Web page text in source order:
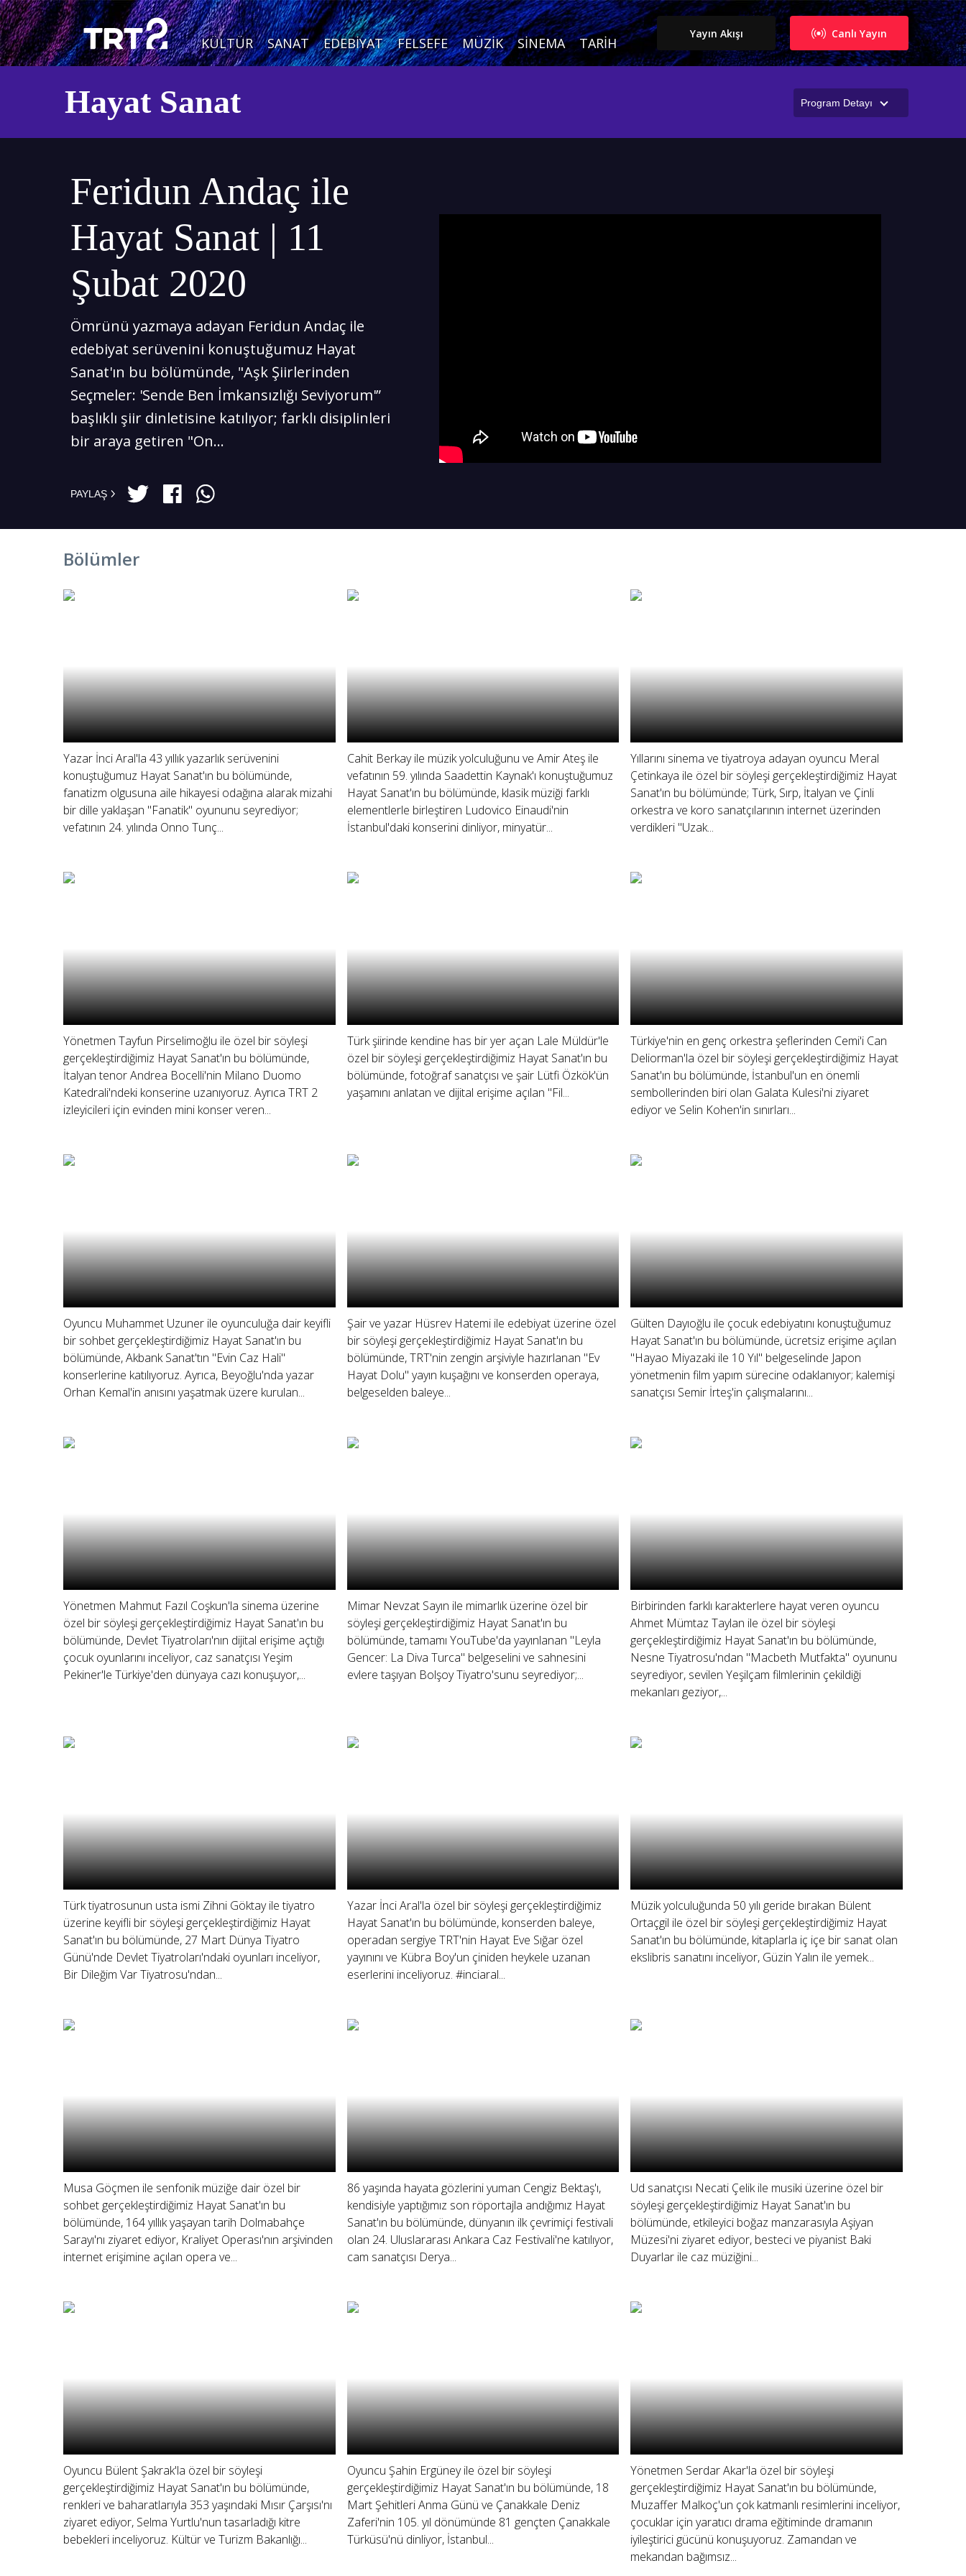
KÜLTÜR SANAT EDEBIYAT FELSEFE MÜZIK SINEMA TARIH
Canlı Yayın
Yayın Akışı
Program Detayı
Hayat Sanat
Feridun Andaç ile
Hayat Sanat | 11
Şubat 2020
Ömrünü yazmaya adayan Feridun Andaç ile
edebiyat serüvenini konuştuğumuz Hayat
Sanat'ın bu bölümünde, "Aşk Şiirlerinden
Seçmeler: 'Sende Ben İmkansızlığı Seviyorum'”
başlıklı şiir dinletisine katılıyor; farklı disiplinleri
bir araya getiren "On...
PAYLAŞ
Bölümler
Yazar İnci Aral'la 43 yıllık yazarlık serüvenini
konuştuğumuz Hayat Sanat'ın bu bölümünde,
fanatizm olgusuna aile hikayesi odağına alarak mizahi
bir dille yaklaşan "Fanatik" oyununu seyrediyor;
vefatının 24. yılında Onno Tunç...
Cahit Berkay ile müzik yolculuğunu ve Amir Ateş ile
vefatının 59. yılında Saadettin Kaynak'ı konuştuğumuz
Hayat Sanat'ın bu bölümünde, klasik müziği farklı
elementlerle birleştiren Ludovico Einaudi'nin
İstanbul'daki konserini dinliyor, minyatür...
Yıllarını sinema ve tiyatroya adayan oyuncu Meral
Çetinkaya ile özel bir söyleşi gerçekleştirdiğimiz Hayat
Sanat'ın bu bölümünde; Türk, Sırp, İtalyan ve Çinli
orkestra ve koro sanatçılarının internet üzerinden
verdikleri "Uzak...
Yönetmen Tayfun Pirselimoğlu ile özel bir söyleşi
gerçekleştirdiğimiz Hayat Sanat'ın bu bölümünde,
İtalyan tenor Andrea Bocelli'nin Milano Duomo
Katedrali'ndeki konserine uzanıyoruz. Ayrıca TRT 2
izleyicileri için evinden mini konser veren...
Türk şiirinde kendine has bir yer açan Lale Müldür'le
özel bir söyleşi gerçekleştirdiğimiz Hayat Sanat'ın bu
bölümünde, fotoğraf sanatçısı ve şair Lütfi Özkök'ün
yaşamını anlatan ve dijital erişime açılan "Fil...
Türkiye'nin en genç orkestra şeflerinden Cemi'i Can
Deliorman'la özel bir söyleşi gerçekleştirdiğimiz Hayat
Sanat'ın bu bölümünde, İstanbul'un en önemli
sembollerinden biri olan Galata Kulesi'ni ziyaret
ediyor ve Selin Kohen'in sınırları...
Oyuncu Muhammet Uzuner ile oyunculuğa dair keyifli
bir sohbet gerçekleştirdiğimiz Hayat Sanat'ın bu
bölümünde, Akbank Sanat'tın "Evin Caz Hali"
konserlerine katılıyoruz. Ayrıca, Beyoğlu'nda yazar
Orhan Kemal'in anısını yaşatmak üzere kurulan...
Şair ve yazar Hüsrev Hatemi ile edebiyat üzerine özel
bir söyleşi gerçekleştirdiğimiz Hayat Sanat'ın bu
bölümünde, TRT'nin zengin arşiviyle hazırlanan "Ev
Hayat Dolu" yayın kuşağını ve konserden operaya,
belgeselden baleye...
Gülten Dayıoğlu ile çocuk edebiyatını konuştuğumuz
Hayat Sanat'ın bu bölümünde, ücretsiz erişime açılan
"Hayao Miyazaki ile 10 Yıl" belgeselinde Japon
yönetmenin film yapım sürecine odaklanıyor; kalemişi
sanatçısı Semir İrteş'in çalışmalarını...
Yönetmen Mahmut Fazıl Coşkun'la sinema üzerine
özel bir söyleşi gerçekleştirdiğimiz Hayat Sanat'ın bu
bölümünde, Devlet Tiyatroları'nın dijital erişime açtığı
çocuk oyunlarını inceliyor, caz sanatçısı Yeşim
Pekiner'le Türkiye'den dünyaya cazı konuşuyor,...
Mimar Nevzat Sayın ile mimarlık üzerine özel bir
söyleşi gerçekleştirdiğimiz Hayat Sanat'ın bu
bölümünde, tamamı YouTube'da yayınlanan "Leyla
Gencer: La Diva Turca" belgeselini ve sahnesini
evlere taşıyan Bolşoy Tiyatro'sunu seyrediyor;...
Birbirinden farklı karakterlere hayat veren oyuncu
Ahmet Mümtaz Taylan ile özel bir söyleşi
gerçekleştirdiğimiz Hayat Sanat'ın bu bölümünde,
Nesne Tiyatrosu'ndan "Macbeth Mutfakta" oyununu
seyrediyor, sevilen Yeşilçam filmlerinin çekildiği
mekanları geziyor,...
Türk tiyatrosunun usta ismi Zihni Göktay ile tiyatro
üzerine keyifli bir söyleşi gerçekleştirdiğimiz Hayat
Sanat'ın bu bölümünde, 27 Mart Dünya Tiyatro
Günü'nde Devlet Tiyatroları'ndaki oyunları inceliyor,
Bir Dileğim Var Tiyatrosu'ndan...
Yazar İnci Aral'la özel bir söyleşi gerçekleştirdiğimiz
Hayat Sanat'ın bu bölümünde, konserden baleye,
operadan sergiye TRT'nin Hayat Eve Sığar özel
yayınını ve Kübra Boy'un çiniden heykele uzanan
eserlerini inceliyoruz. #inciaral...
Müzik yolculuğunda 50 yılı geride bırakan Bülent
Ortaçgil ile özel bir söyleşi gerçekleştirdiğimiz Hayat
Sanat'ın bu bölümünde, kitaplarla iç içe bir sanat olan
ekslibris sanatını inceliyor, Güzin Yalın ile yemek...
Musa Göçmen ile senfonik müziğe dair özel bir
sohbet gerçekleştirdiğimiz Hayat Sanat'ın bu
bölümünde, 164 yıllık yaşayan tarih Dolmabahçe
Sarayı'nı ziyaret ediyor, Kraliyet Operası'nın arşivinden
internet erişimine açılan opera ve...
86 yaşında hayata gözlerini yuman Cengiz Bektaş'ı,
kendisiyle yaptığımız son röportajla andığımız Hayat
Sanat'ın bu bölümünde, dünyanın ilk çevrimiçi festivali
olan 24. Uluslararası Ankara Caz Festivali'ne katılıyor,
cam sanatçısı Derya...
Ud sanatçısı Necati Çelik ile musiki üzerine özel bir
söyleşi gerçekleştirdiğimiz Hayat Sanat'ın bu
bölümünde, etkileyici boğaz manzarasıyla Aşiyan
Müzesi'ni ziyaret ediyor, besteci ve piyanist Baki
Duyarlar ile caz müziğini...
Oyuncu Bülent Şakrak'la özel bir söyleşi
gerçekleştirdiğimiz Hayat Sanat'ın bu bölümünde,
renkleri ve baharatlarıyla 353 yaşındaki Mısır Çarşısı'nı
ziyaret ediyor, Selma Yurtlu'nun tasarladığı kitre
bebekleri inceliyoruz. Kültür ve Turizm Bakanlığı...
Oyuncu Şahin Ergüney ile özel bir söyleşi
gerçekleştirdiğimiz Hayat Sanat'ın bu bölümünde, 18
Mart Şehitleri Anma Günü ve Çanakkale Deniz
Zaferi'nin 105. yıl dönümünde 81 gençten Çanakkale
Türküsü'nü dinliyor, İstanbul...
Yönetmen Serdar Akar'la özel bir söyleşi
gerçekleştirdiğimiz Hayat Sanat'ın bu bölümünde,
Muzaffer Malkoç'un çok katmanlı resimlerini inceliyor,
çocuklar için yaratıcı drama eğitiminde dramanın
iyileştirici gücünü konuşuyoruz. Zamandan ve
mekandan bağımsız...